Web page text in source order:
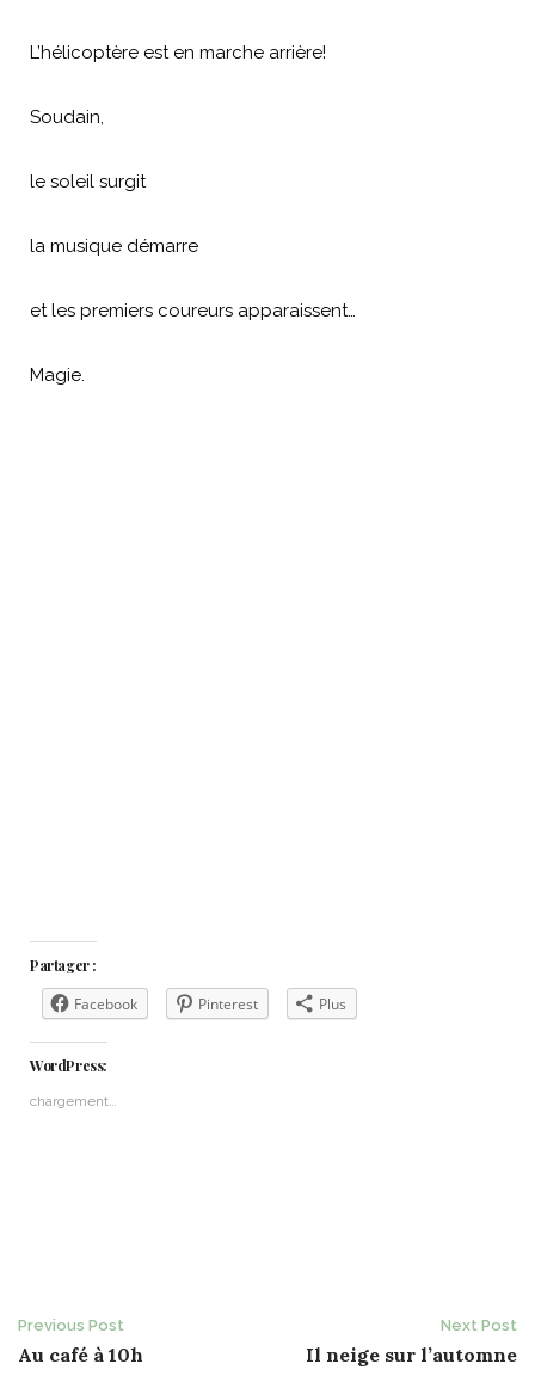
L’hélicoptère est en marche arrière!
Soudain,
le soleil surgit
la musique démarre
et les premiers coureurs apparaissent…
Magie.
Partager :
Facebook Pinterest Plus
WordPress:
chargement…
Post
Previous Post
Au café à 10h
Next Post
Il neige sur l’automne